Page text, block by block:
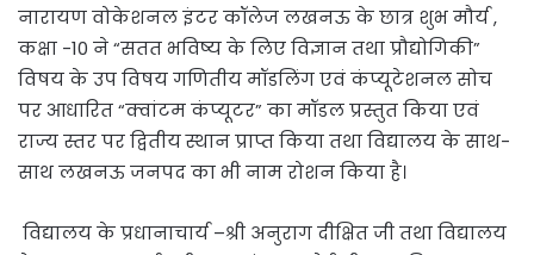
नारायण वोकेशनल इंटर कॉलेज लखनऊ के छात्र शुभ मौर्य ,
कक्षा -10 ने “सतत भविष्य के लिए विज्ञान तथा प्रौद्योगिकी”
विषय के उप विषय गणितीय मॉडलिंग एवं कंप्यूटेशनल सोच
पर आधारित “क्वांटम कंप्यूटर” का मॉडल प्रस्तुत किया एवं
राज्य स्तर पर द्वितीय स्थान प्राप्त किया तथा विद्यालय के साथ-
साथ लखनऊ जनपद का भी नाम रोशन किया है।
विद्यालय के प्रधानाचार्य –श्री अनुराग दीक्षित जी तथा विद्यालय